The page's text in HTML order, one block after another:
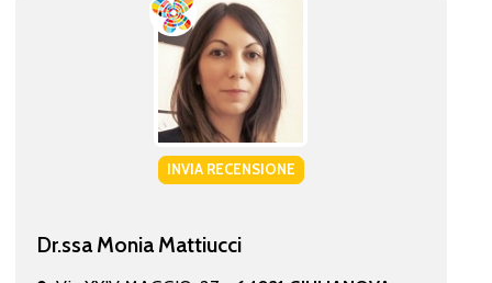
INVIA RECENSIONE
Dr.ssa Monia Mattiucci